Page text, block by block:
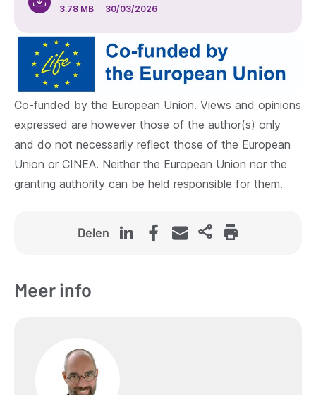
3.78 MB 30/03/2026
Co-funded by the European Union. Views and opinions
expressed are however those of the author(s) only
and do not necessarily reflect those of the European
Union or CINEA. Neither the European Union nor the
granting authority can be held responsible for them.
Delen
Meer info